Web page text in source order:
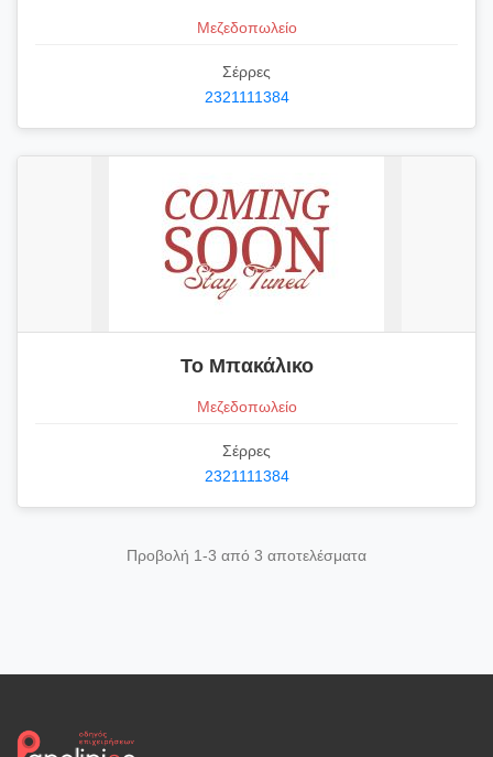
Μεζεδοπωλείο
Σέρρες
2321111384
Το Μπακάλικο
Μεζεδοπωλείο
Σέρρες
2321111384
Προβολή 1-3 από 3 αποτελέσματα